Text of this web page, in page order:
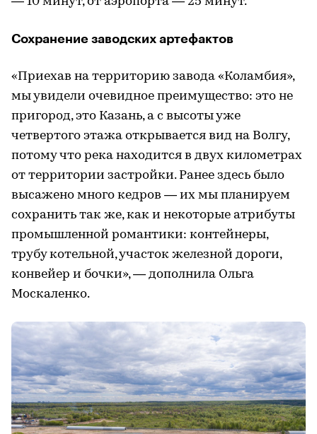
Сохранение заводских артефактов
«Приехав на территорию завода «Коламбия»,
мы увидели очевидное преимущество: это не
пригород, это Казань, а с высоты уже
четвертого этажа открывается вид на Волгу,
потому что река находится в двух километрах
от территории застройки. Ранее здесь было
высажено много кедров — их мы планируем
сохранить так же, как и некоторые атрибуты
промышленной романтики: контейнеры,
трубу котельной, участок железной дороги,
конвейер и бочки», — дополнила Ольга
Москаленко.